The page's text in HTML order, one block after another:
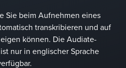
Sie beim Aufnehmen eines
transkribieren und auf
können. Die Audiate-
nur in englischer Sprache